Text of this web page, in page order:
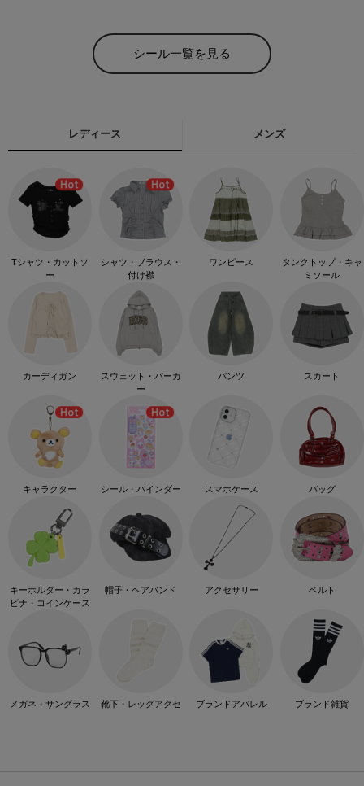
シール一覧を見る
レディース メンズ
Tシャツ・カットソ
ー
シャツ・ブラウス・
付け襟
ワンピース
タンクトップ・キャ
ミソール
カーディガン
スウェット・パーカ
ー
パンツ スカート
キャラクター シール・バインダー スマホケース バッグ
キーホルダー・カラ
ビナ・コインケース
帽子・ヘアバンド アクセサリー ベルト
メガネ・サングラス 靴下・レッグアクセ ブランドアパレル ブランド雑貨